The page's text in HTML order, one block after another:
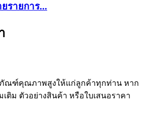
รายการ...
ภัณฑ์คุณภาพสูงให้แก่ลูกค้าทุกท่าน หาก
เติม ตัวอย่างสินค้า หรือใบเสนอราคา